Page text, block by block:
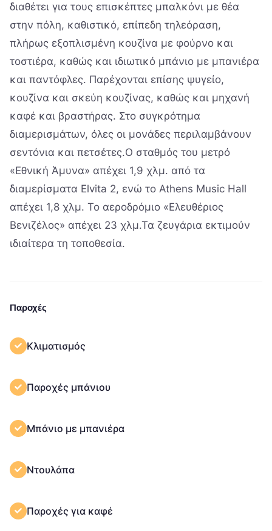
διαθέτει για τους επισκέπτες μπαλκόνι με θέα
στην πόλη, καθιστικό, επίπεδη τηλεόραση,
πλήρως εξοπλισμένη κουζίνα με φούρνο και
τοστιέρα, καθώς και ιδιωτικό μπάνιο με μπανιέρα
και παντόφλες. Παρέχονται επίσης ψυγείο,
κουζίνα και σκεύη κουζίνας, καθώς και μηχανή
καφέ και βραστήρας. Στο συγκρότημα
διαμερισμάτων, όλες οι μονάδες περιλαμβάνουν
σεντόνια και πετσέτες.Ο σταθμός του μετρό
«Εθνική Άμυνα» απέχει 1,9 χλμ. από τα
διαμερίσματα Elvita 2, ενώ το Athens Music Hall
απέχει 1,8 χλμ. Το αεροδρόμιο «Ελευθέριος
Βενιζέλος» απέχει 23 χλμ.Τα ζευγάρια εκτιμούν
ιδιαίτερα τη τοποθεσία.
Παροχές
Κλιματισμός
Παροχές μπάνιου
Μπάνιο με μπανιέρα
Ντουλάπα
Παροχές για καφέ